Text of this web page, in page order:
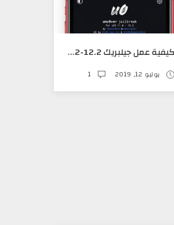
كيفية عمل جيلبريك IOS12-12.2 بستخدام هاتفك مباشره
يوليو 12, 2019 1